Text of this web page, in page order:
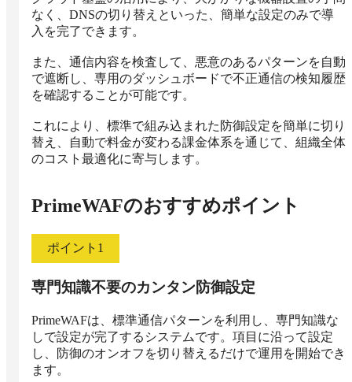
なく、DNSの切り替えといった、簡単な設定のみで導
入を完了できます。
また、通信内容を検査して、悪意のあるパターンを自動
で遮断し、専用のダッシュボードで不正通信の検知履歴
を確認することが可能です。
これにより、標準で組み込まれた防御設定を簡単に切り
替え、自動で料金が変わる課金体系を通じて、組織全体
のコスト最適化に寄与します。
PrimeWAFのおすすめポイント
ポイント 1
専門知識不要のカンタン防御設定
PrimeWAFは、標準通信パターンを利用し、専門知識な
しで設定が完了するシステムです。項目に沿って設定
し、防御のオンオフを切り替えるだけで運用を開始でき
ます。